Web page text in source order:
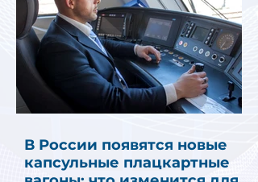
В России появятся новые
капсульные плацкартные